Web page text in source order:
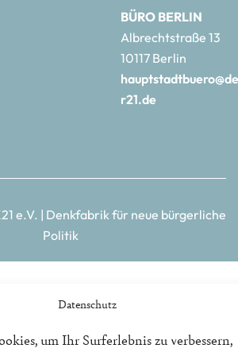
Datenschutz
um Ihr Surferlebnis zu verbessern,
BÜRO BERLIN
Albrechtstraße 13
10117 Berlin
r21.de
e.V. | Denkfabrik für neue bürgerliche
Politik